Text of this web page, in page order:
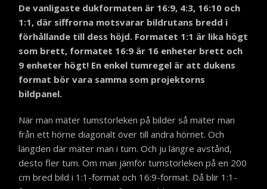
De vanligaste dukformaten är 16:9, 4:3, 16:10 och
1:1, där siffrorna motsvarar bildrutans bredd i
förhållande till dess höjd. Formatet 1:1 är lika högt
som brett, formatet 16:9 är 16 enheter brett och
9 enheter högt! En enkel tumregel är att dukens
format bör vara samma som projektorns
bildpanel.
När man mäter tumstorleken på bilder så mäter man
från ett hörne diagonalt över till andra hörnet. Och
längden där mäter man i tum. Och ju längre avstånd,
desto fler tum. Om man jämför tumstorleken på en 200
cm bred bild i 1:1-format och 16:9-format. Då blir 1:1-